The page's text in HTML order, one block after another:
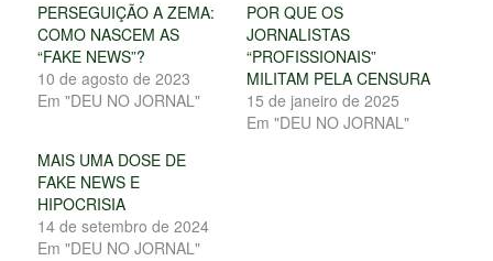
PERSEGUIÇÃO A ZEMA:
COMO NASCEM AS
“FAKE NEWS”?
10 de agosto de 2023
Em "DEU NO JORNAL"
POR QUE OS
JORNALISTAS
“PROFISSIONAIS”
MILITAM PELA CENSURA
15 de janeiro de 2025
Em "DEU NO JORNAL"
MAIS UMA DOSE DE
FAKE NEWS E
HIPOCRISIA
14 de setembro de 2024
Em "DEU NO JORNAL"